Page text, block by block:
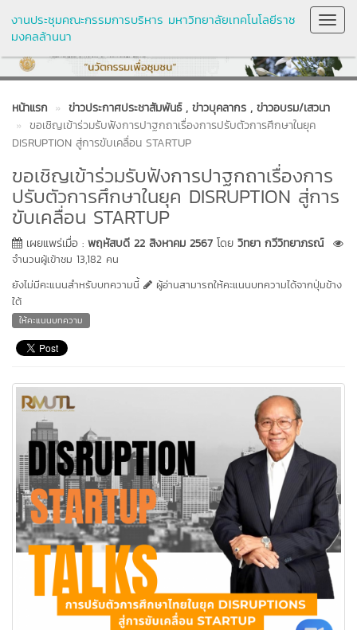
งานประชุมคณะกรรมการบริหาร มหาวิทยาลัยเทคโนโลยีราช
มงคลล้านนา
หน้าแรก ข่าวประกาศประชาสัมพันธ์ , ข่าวบุคลากร , ข่าวอบรม/เสวนา
ขอเชิญเข้าร่วมรับฟังการปาฐกถาเรื่องการปรับตัวการศึกษาในยุค
DISRUPTION สู่การขับเคลื่อน STARTUP
ขอเชิญเข้าร่วมรับฟังการปาฐกถาเรื่องการ
ปรับตัวการศึกษาในยุค DISRUPTION สู่การ
ขับเคลื่อน STARTUP
เผยแพร่เมื่อ : พฤหัสบดี 22 สิงหาคม 2567 โดย วิทยา กวีวิทยาภรณ์
จำนวนผู้เข้าชม 13,182 คน
ยังไม่มีคะแนนสำหรับบทความนี้
ผู้อ่านสามารถให้คะแนนบทความได้จากปุ่มข้าง
ใต้
ให้คะแนนบทความ